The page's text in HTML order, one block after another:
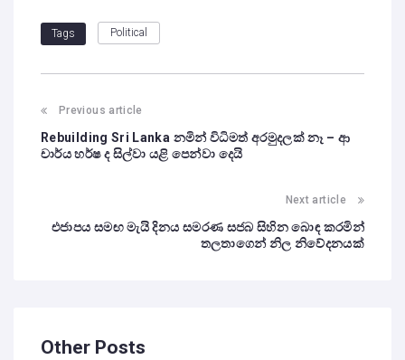
Tags Political
Previous article
Rebuilding Sri Lanka නමින් විධිමත් අරමුදලක් නෑ – ආ
චාර්ය හර්ෂ ද සිල්වා යළි පෙන්වා දෙයි
Next article
එජාපය සමඟ මැයි දිනය සමරණ සජබ සිහින බොඳ කරමින්
තලතාගෙන් නිල නිවේදනයක්
Other Posts